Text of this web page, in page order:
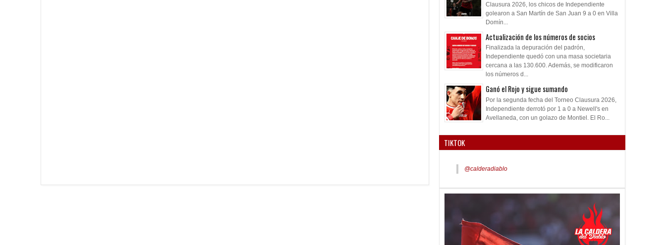
Clausura 2026, los chicos de Independiente
golearon a San Martín de San Juan 9 a 0 en Villa
Domín...
Actualización de los números de socios
Finalizada la depuración del padrón,
Independiente quedó con una masa societaria
cercana a las 130.600. Además, se modificaron
los números d...
Ganó el Rojo y sigue sumando
Por la segunda fecha del Torneo Clausura 2026,
Independiente derrotó por 1 a 0 a Newell's en
Avellaneda, con un golazo de Montiel. El Ro...
TIKTOK
@calderadiablo